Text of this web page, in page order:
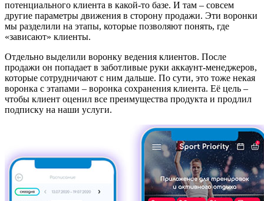
потенциального клиента в какой-то базе. И там – совсем
другие параметры движения в сторону продажи. Эти воронки
мы разделили на этапы, которые позволяют понять, где
«зависают» клиенты.
Отдельно выделили воронку ведения клиентов. После
продажи он попадает в заботливые руки аккаунт-менеджеров,
которые сотрудничают с ним дальше. По сути, это тоже некая
воронка с этапами – воронка сохранения клиента. Её цель –
чтобы клиент оценил все преимущества продукта и продлил
подписку на наши услуги.